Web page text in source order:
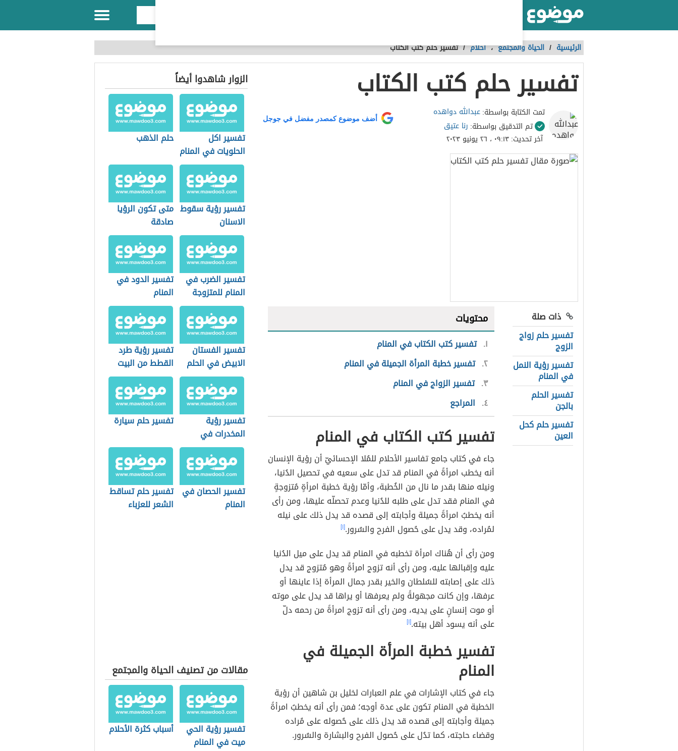
الرئيسية / الحياة والمجتمع،احلام /تفسير حلم كتب الكتاب
تفسير حلم كتب الكتاب
تمت الكتابة بواسطة:عبدالله دواهده
تم التدقيق بواسطة: رنا عتيق
آخر تحديث:٠٩:١٣ ، ٢٦ يونيو ٢٠٢٣
أضف موضوع كمصدر مفضل في جوجل
ذات صلة
تفسير حلم زواج
الزوج
تفسير رؤية النمل
في المنام
تفسير الحلم
بالجن
تفسير حلم كحل
العين
محتويات
١ تفسير كتب الكتاب في المنام
٢ تفسير خطبة المرأة الجميلة في المنام
٣ تفسير الزواج في المنام
٤ المراجع
تفسير كتب الكتاب في المنام
جاء في كتاب جامع تفاسير الأحلام للمُلا الإحسائيّ أن رؤية الإنسان
أنه يخطب امرأةً في المنام قد تدل على سعيه في تحصيل الدُنيا،
ونيله منها بقدر ما نال من الخُطبة، وأمّا رؤية خطبة امرأةٍ مُتزوجةٍ
في المنام فقد تدل على طلبه للدُنيا وعدم تحصلّه عليها، ومن رأى
أنه يخطبُ امرأةً جميلة وأجابته إلى قصده قد يدل ذلك على نيله
لمُراده، وقد يدل على حُصول الفرح والسُرور.[١]
ومن رأى أن هُناك امرأة تخطبه في المنام قد يدل على ميل الدُنيا
عليه وإقبالها عليه، ومن رأى أنه تزوج امرأةً وهو مُتزوج قد يدل
ذلك على إصابته للسُلطان والخير بقدر جمال المرأة إذا عاينها أو
عرفها، وإن كانت مجهولةً ولم يعرفها أو يراها قد يدل على موته
أو موت إنسانٍ على يديه، ومن رأى أنه تزوج امرأةً من رحمه دلّ
على أنه يسود أهل بيته.[١]
تفسير خطبة المرأة الجميلة في
المنام
جاء في كتاب الإشارات في علم العبارات لخليل بن شاهين أن رؤية
الخطبة في المنام تكون على عدة أوجه؛ فمن رأى أنه يخطبُ امرأةً
جميلة وأجابته إلى قصده قد يدل ذلك على حُصوله على مُراده
وقضاء حاجته، كما تدُل على حُصول الفرح والبشارة والسُرور.
الزوار شاهدوا أيضاً
تفسير اكل
الحلويات في المنام
حلم الذهب
تفسير رؤية سقوط
الاسنان
متى تكون الرؤيا
صادقة
تفسير الضرب في
المنام للمتزوجة
تفسير الدود في
المنام
تفسير الفستان
الابيض في الحلم
تفسير رؤية طرد
القطط من البيت
في المنام
تفسير رؤية
المخدرات في
المنام
تفسير حلم سيارة
تفسير الحصان في
المنام
تفسير حلم تساقط
الشعر للعزباء
مقالات من تصنيف الحياة والمجتمع
تفسير رؤية الحي
ميت في المنام
أسباب كثرة الأحلام